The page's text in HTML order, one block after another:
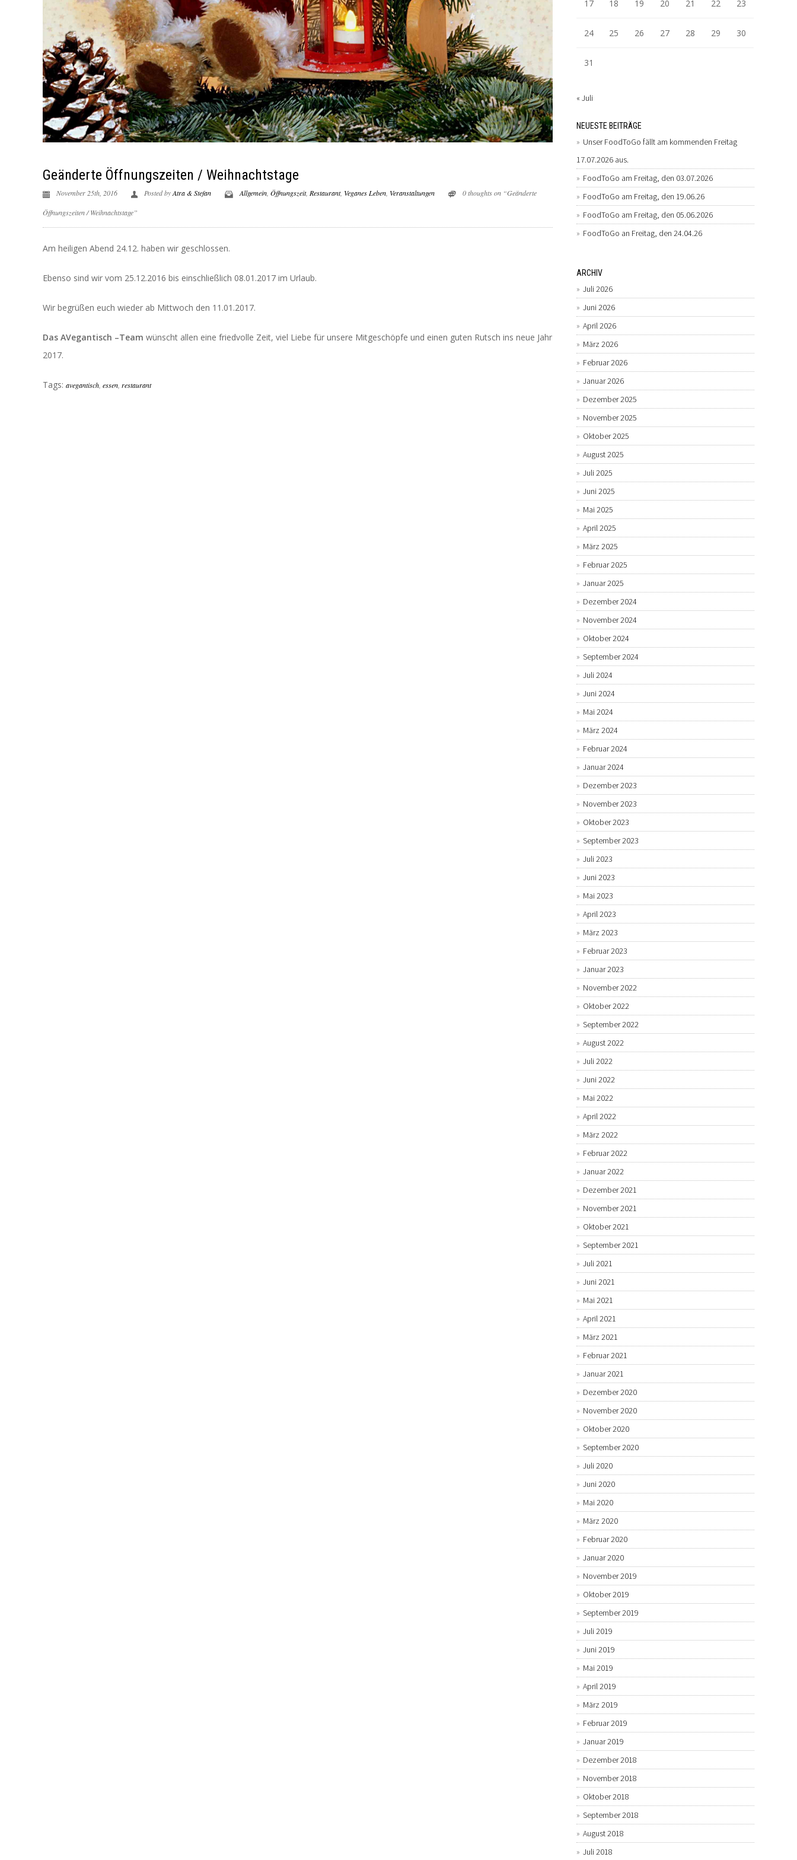
Geänderte Öffnungszeiten / Weihnachtstage
November 25th, 2016 Posted byAtra & Stefan Allgemein, Öffnungszeit, Restaurant, Veganes Leben, Veranstaltungen 0 thoughts on “Geänderte
Öffnungszeiten / Weihnachtstage”
Am heiligen Abend 24.12. haben wir geschlossen.
Ebenso sind wir vom 25.12.2016 bis einschließlich 08.01.2017 im Urlaub.
Wir begrüßen euch wieder ab Mittwoch den 11.01.2017.
Das AVegantisch –Team wünscht allen eine friedvolle Zeit, viel Liebe für unsere Mitgeschöpfe und einen guten Rutsch ins neue Jahr
2017.
Tags: avegantisch essen restaurant
17 18 19 20 21 22 23
24 25 26 27 28 29 30
31
« Juli
NEUESTE BEITRÄGE
Unser FoodToGo fällt am kommenden Freitag
17.07.2026 aus.
FoodToGo am Freitag, den 03.07.2026
FoodToGo am Freitag, den 19.06.26
FoodToGo am Freitag, den 05.06.2026
FoodToGo an Freitag, den 24.04.26
ARCHIV
Juli 2026
Juni 2026
April 2026
März 2026
Februar 2026
Januar 2026
Dezember 2025
November 2025
Oktober 2025
August 2025
Juli 2025
Juni 2025
Mai 2025
April 2025
März 2025
Februar 2025
Januar 2025
Dezember 2024
November 2024
Oktober 2024
September 2024
Juli 2024
Juni 2024
Mai 2024
März 2024
Februar 2024
Januar 2024
Dezember 2023
November 2023
Oktober 2023
September 2023
Juli 2023
Juni 2023
Mai 2023
April 2023
März 2023
Februar 2023
Januar 2023
November 2022
Oktober 2022
September 2022
August 2022
Juli 2022
Juni 2022
Mai 2022
April 2022
März 2022
Februar 2022
Januar 2022
Dezember 2021
November 2021
Oktober 2021
September 2021
Juli 2021
Juni 2021
Mai 2021
April 2021
März 2021
Februar 2021
Januar 2021
Dezember 2020
November 2020
Oktober 2020
September 2020
Juli 2020
Juni 2020
Mai 2020
März 2020
Februar 2020
Januar 2020
November 2019
Oktober 2019
September 2019
Juli 2019
Juni 2019
Mai 2019
April 2019
März 2019
Februar 2019
Januar 2019
Dezember 2018
November 2018
Oktober 2018
September 2018
August 2018
Juli 2018